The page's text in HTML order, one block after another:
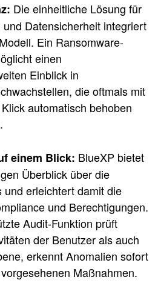
Die einheitliche Lösung für
Datensicherheit integriert
Ein Ransomware-
einen
Einblick in
die oftmals mit
automatisch behoben
einem Blick: BlueXP bietet
Überblick über die
und erleichtert damit die
und Berechtigungen.
Audit-Funktion prüft
der Benutzer als auch
erkennt Anomalien sofort
Maßnahmen.